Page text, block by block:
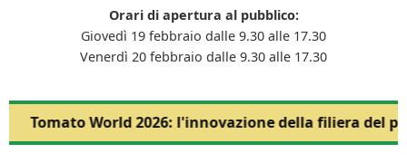
Orari di apertura al pubblico:
Giovedì 19 febbraio dalle 9.30 alle 17.30
Venerdì 20 febbraio dalle 9.30 alle 17.30
Tomato World 2026: l'innovazione della filiera del